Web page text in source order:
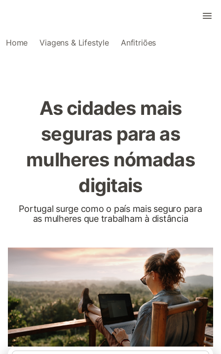
Home Viagens & Lifestyle Anfitriões
As cidades mais
seguras para as
mulheres nómadas
digitais
Portugal surge como o país mais seguro para
as mulheres que trabalham à distância